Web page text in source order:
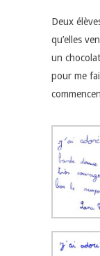
Deux
qu’elles
un
pour me